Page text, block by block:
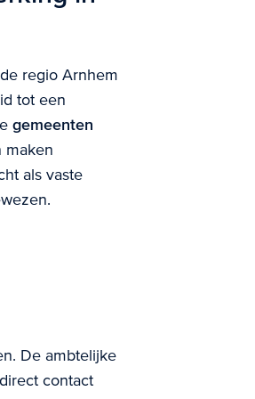
regio Arnhem
tot een
gemeenten
maken
als vaste
De ambtelijke
contact